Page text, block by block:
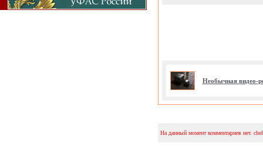
Необычная видео-
На данный момент комментариев нет.